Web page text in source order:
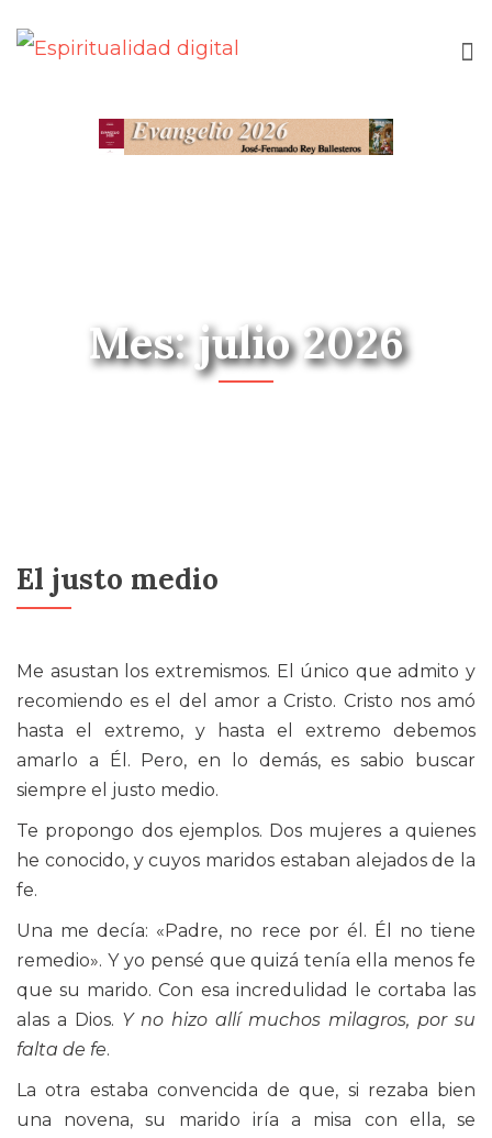
Mes: julio 2026
El justo medio
Me asustan los extremismos. El único que admito y
recomiendo es el del amor a Cristo. Cristo nos amó
hasta el extremo, y hasta el extremo debemos
amarlo a Él. Pero, en lo demás, es sabio buscar
siempre el justo medio.
Te propongo dos ejemplos. Dos mujeres a quienes
he conocido, y cuyos maridos estaban alejados de la
fe.
Una me decía: «Padre, no rece por él. Él no tiene
remedio». Y yo pensé que quizá tenía ella menos fe
que su marido. Con esa incredulidad le cortaba las
alas a Dios. Y no hizo allí muchos milagros, por su
falta de fe.
La otra estaba convencida de que, si rezaba bien
una novena, su marido iría a misa con ella, se